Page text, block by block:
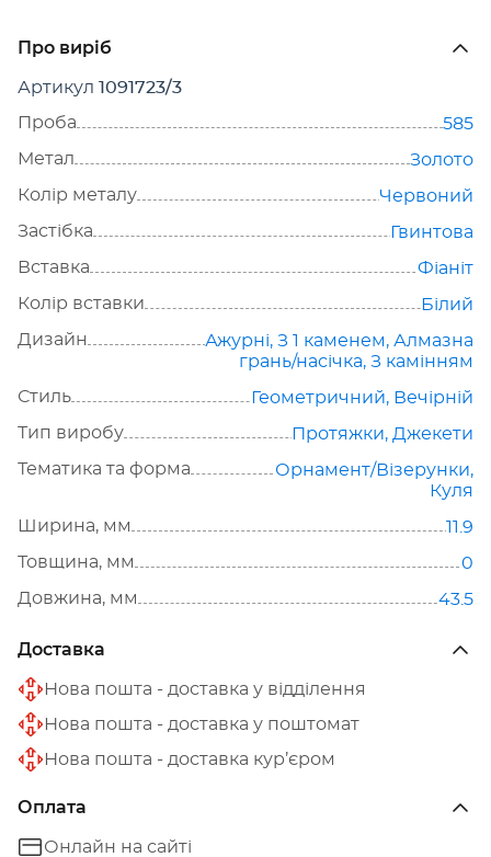
Про виріб
Артикул 1091723/3
Проба
585
Метал
Золото
Колір металу
Червоний
Застібка
Гвинтова
Вставка
Фіаніт
Колір вставки
Білий
Дизайн
Ажурні, З 1 каменем, Алмазна
грань/насічка, З камінням
Стиль
Геометричний, Вечірній
Тип виробу
Протяжки, Джекети
Тематика та форма
Орнамент/Візерунки,
Куля
Ширина, мм
11.9
Товщина, мм
0
Довжина, мм
43.5
Доставка
Нова пошта - доставка у відділення
Нова пошта - доставка у поштомат
Нова пошта - доставка кур’єром
Оплата
Онлайн на сайті